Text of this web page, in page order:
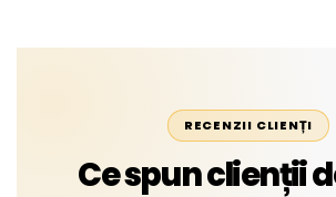
RECENZII CLIENȚI
Ce spun clienții